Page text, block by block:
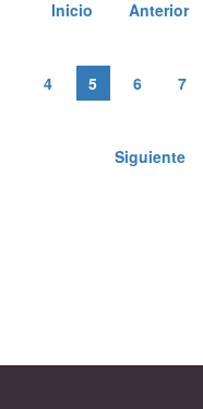
Inicio
Anterior
4 5 6 7
Siguiente